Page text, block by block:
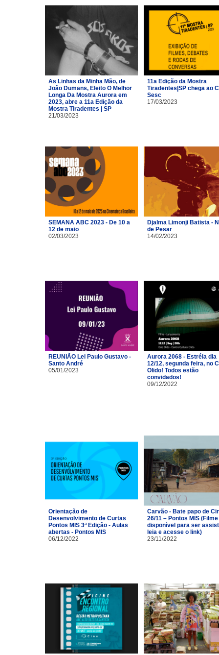
As Linhas da Minha Mão, de
João Dumans, Eleito O Melhor
Longa Da Mostra Aurora em
2023, abre a 11a Edição da
Mostra Tiradentes | SP
21/03/2023
11a Edição da Mostra
Tiradentes|SP chega ao
Sesc
17/03/2023
SEMANA ABC 2023 - De 10 a
12 de maio
02/03/2023
Djalma Limonji Batista -
de Pesar
14/02/2023
REUNIÃO Lei Paulo Gustavo -
Santo André
05/01/2023
Aurora 2068 - Estréia dia
12/12, segunda feira, no
Olido! Todos estão
convidados!
09/12/2022
Orientação de
Desenvolvimento de Curtas
Pontos MIS 3ª Edição - Aulas
abertas - Pontos MIS
06/12/2022
Carvão - Bate papo de
26/11 – Pontos MIS (Filme
disponível para ser
leia e acesse o link)
23/11/2022